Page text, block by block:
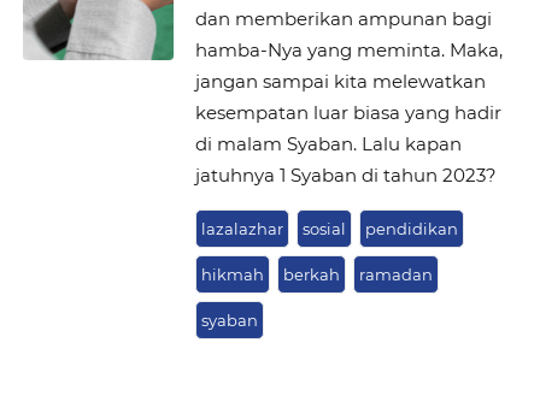
dan memberikan ampunan bagi
hamba-Nya yang meminta. Maka,
jangan sampai kita melewatkan
kesempatan luar biasa yang hadir
di malam Syaban. Lalu kapan
jatuhnya 1 Syaban di tahun 2023?
lazalazhar sosial pendidikan
hikmah berkah ramadan
syaban